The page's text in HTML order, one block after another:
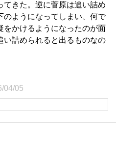
てきた。逆に菅原は追い詰め
のようになってしまい、何で
をかけるようになったのが面
い詰められると出るものなの
04/05